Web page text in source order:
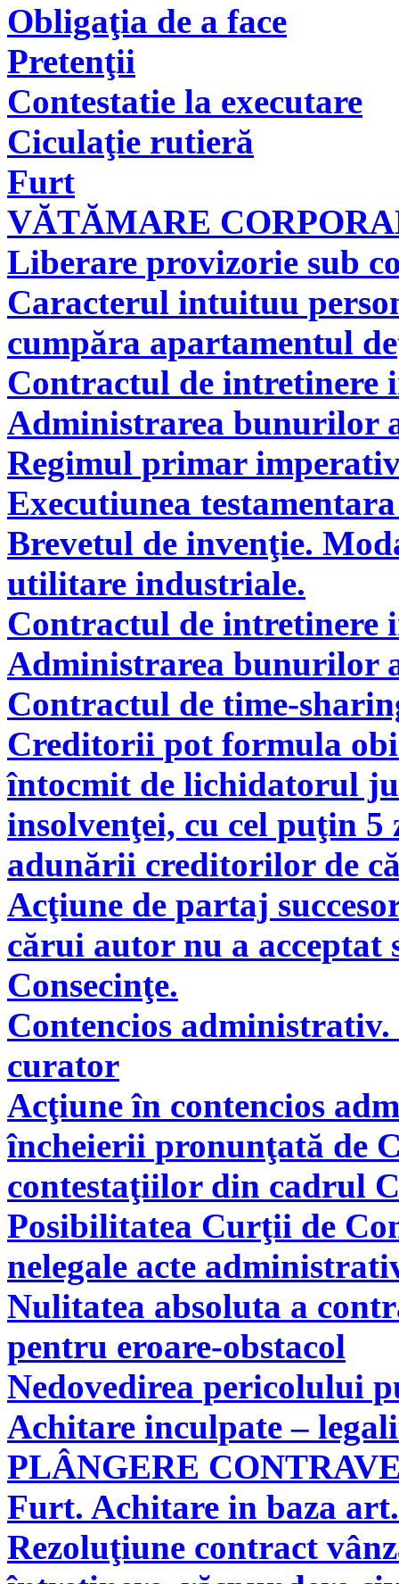
Obligaţia de a face
Pretenţii
Contestatie la executare
Ciculaţie rutieră
Furt
VĂTĂMARE
Liberare provizorie sub
Caracterul intuituu
cumpăra apartamentul
Contractul de intretinere
Administrarea bunurilor
Regimul primar
Executiunea
Brevetul de invenţie.
utilitare industriale.
Contractul de intretinere
Administrarea bunurilor
Contractul de time-
Creditorii pot formula
întocmit de lichidatorul
insolvenţei, cu cel puţin
adunării creditorilor de
Acţiune de partaj
cărui autor nu a acceptat
Consecinţe.
Contencios
curator
Acţiune în contencios
încheierii pronunţată de
contestaţiilor din cadrul
Posibilitatea Curţii de
nelegale acte
Nulitatea absoluta a
pentru eroare-obstacol
Nedovedirea pericolului
Achitare inculpate –
PLÂNGERE
Furt. Achitare in baza
Rezoluţiune contract